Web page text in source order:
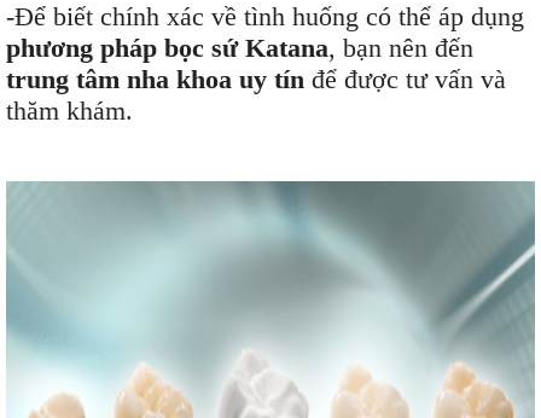
-Để biết chính xác về tình huống có thể áp dụng
phương pháp bọc sứ Katana, bạn nên đến
trung tâm nha khoa uy tín để được tư vấn và
thăm khám.